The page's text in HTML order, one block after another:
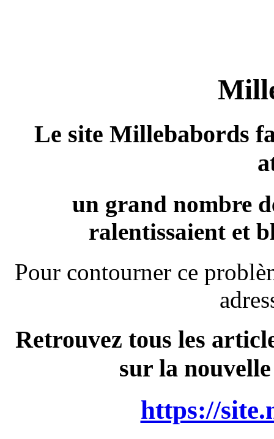
Le site Millebabords
un grand nombre
ralentissaient et
Pour contourner ce
Retrouvez tous les
sur la
https://